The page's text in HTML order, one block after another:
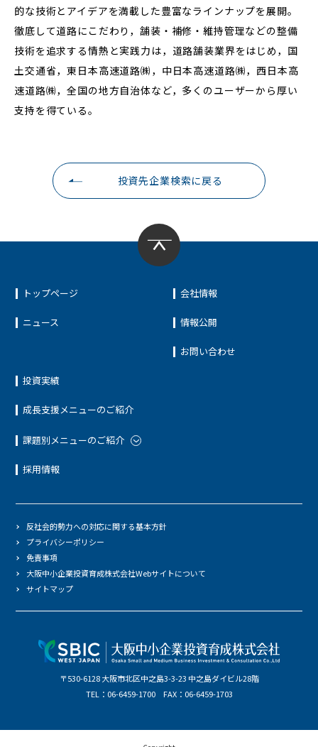
的な技術とアイデアを満載した豊富なラインナップを展開。
徹底して道路にこだわり，舗装・補修・維持管理などの整備
技術を追求する情熱と実践力は，道路舗装業界をはじめ，国
土交通省，東日本高速道路㈱，中日本高速道路㈱，西日本高
速道路㈱，全国の地方自治体など，多くのユーザーから厚い
支持を得ている。
投資先企業検索に戻る
トップページ
ニュース
投資実績
成長支援メニューのご紹介
課題別メニューのご紹介
採用情報
会社情報
情報公開
お問い合わせ
〒530-6128 大阪市北区中之島3-3-23 中之島ダイビル28階
TEL：06-6459-1700 FAX：06-6459-1703
反社会的勢力への対応に関する基本方針
プライバシーポリシー
免責事項
大阪中小企業投資育成株式会社Webサイトについて
サイトマップ